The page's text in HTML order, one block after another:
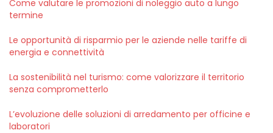
Come valutare le promozioni di noleggio auto a lungo
termine
Le opportunità di risparmio per le aziende nelle tariffe di
energia e connettività
La sostenibilità nel turismo: come valorizzare il territorio
senza comprometterlo
L’evoluzione delle soluzioni di arredamento per officine e
laboratori